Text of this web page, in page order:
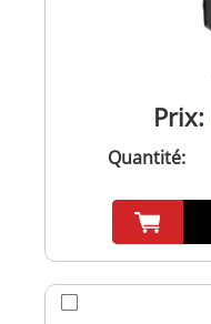
Prix:
Quantité: